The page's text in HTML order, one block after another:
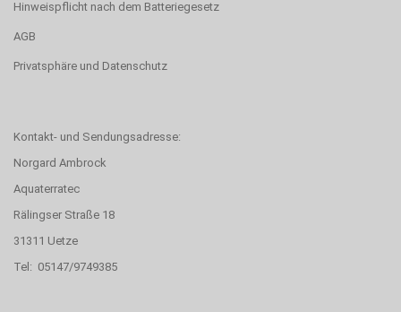
Hinweispflicht nach dem Batteriegesetz
AGB
Privatsphäre und Datenschutz
Kontakt- und Sendungsadresse:
Norgard Ambrock
Aquaterratec
Rälingser Straße 18
31311 Uetze
Tel: 05147/9749385